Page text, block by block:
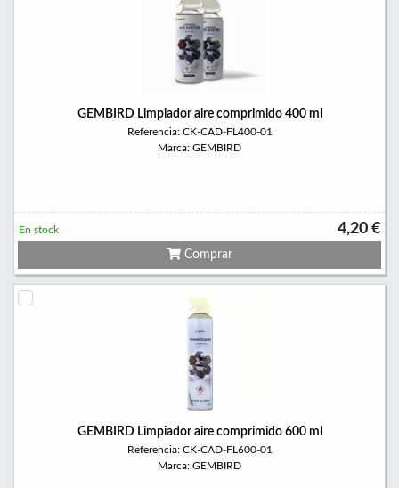
GEMBIRD Limpiador aire comprimido 400 ml
Referencia: CK-CAD-FL400-01
Marca: GEMBIRD
4,20 €
En stock
Comprar
GEMBIRD Limpiador aire comprimido 600 ml
Referencia: CK-CAD-FL600-01
Marca: GEMBIRD